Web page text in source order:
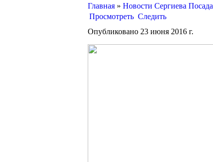
Главная » Новости Сергиева Посада
Просмотреть Следить
Опубликовано 23 июня 2016 г.